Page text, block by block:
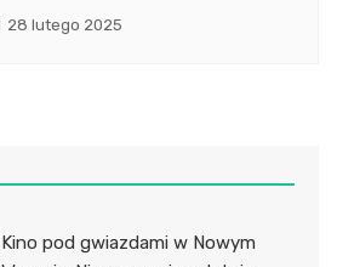
28 lutego 2025
Kino pod gwiazdami w Nowym